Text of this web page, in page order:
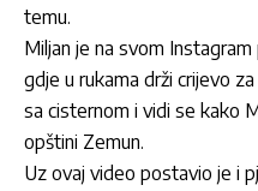
temu.
Miljan je na svom
gdje u rukama drži crijevo
sa cisternom i vidi se kako
opštini Zemun.
Uz ovaj video postavio je i